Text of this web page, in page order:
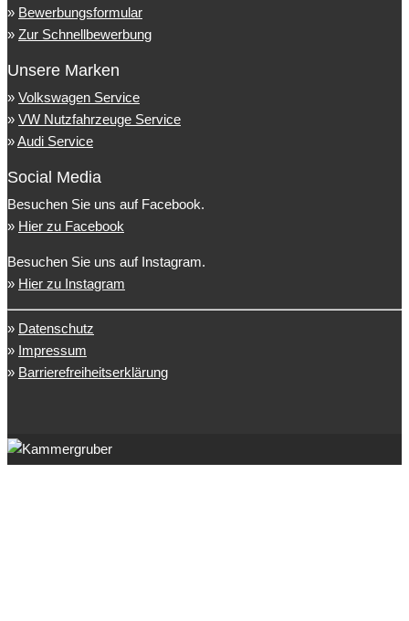
» Bewerbungsformular
» Zur Schnellbewerbung
Unsere Marken
» Volkswagen Service
» VW Nutzfahrzeuge Service
»Audi Service
Social Media
Besuchen Sie uns auf Facebook.
» Hier zu Facebook
Besuchen Sie uns auf Instagram.
» Hier zu Instagram
» Datenschutz
» Impressum
» Barrierefreiheitserklärung